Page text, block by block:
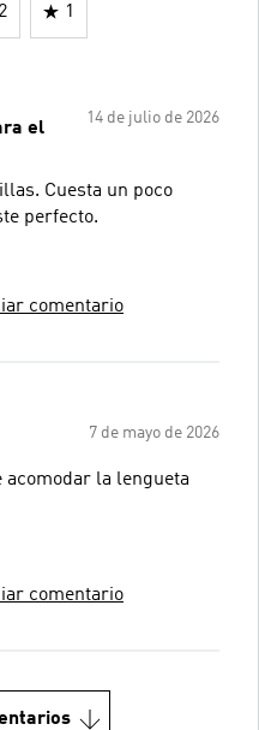
2 1
14 de julio de 2026
el
Cuesta un poco
perfecto.
comentario
7 de mayo de 2026
acomodar la lengueta
comentario